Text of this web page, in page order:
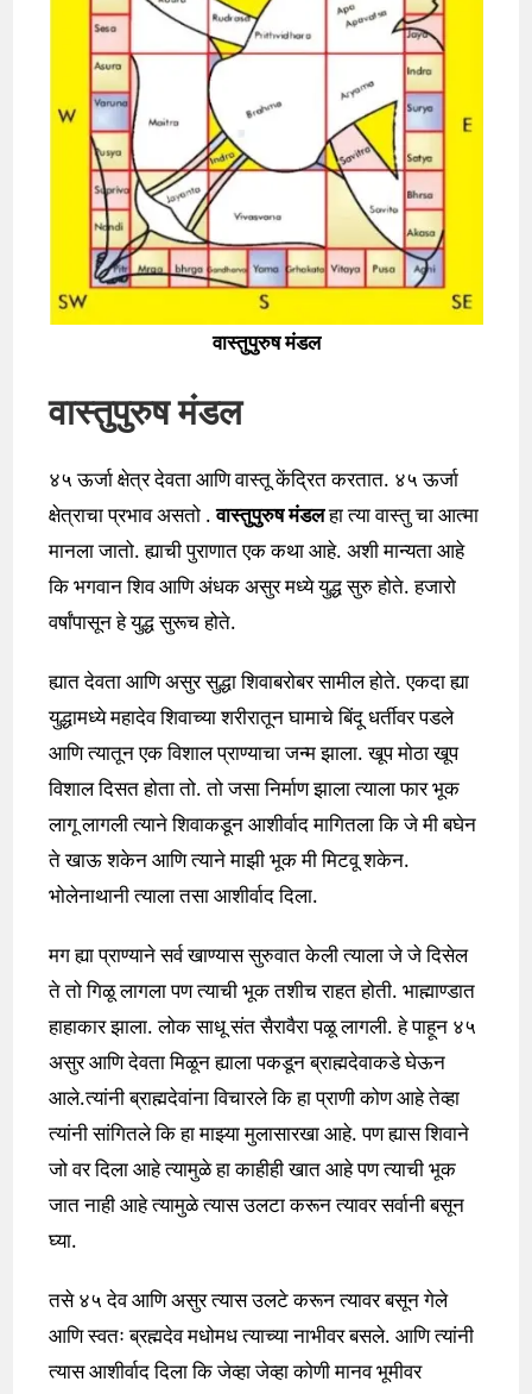
वास्तुपुरुष मंडल
वास्तुपुरुष मंडल
४५ ऊर्जा क्षेत्र देवता आणि वास्तू केंद्रित करतात. ४५ ऊर्जा
क्षेत्राचा प्रभाव असतो .वास्तुपुरुष मंडलहा त्या वास्तु चा आत्मा
मानला जातो. ह्याची पुराणात एक कथा आहे. अशी मान्यता आहे
कि भगवान शिव आणि अंधक असुर मध्ये युद्ध सुरु होते. हजारो
वर्षांपासून हे युद्ध सुरूच होते.
ह्यात देवता आणि असुर सुद्धा शिवाबरोबर सामील होते. एकदा ह्या
युद्धामध्ये महादेव शिवाच्या शरीरातून घामाचे बिंदू धर्तीवर पडले
आणि त्यातून एक विशाल प्राण्याचा जन्म झाला. खूप मोठा खूप
विशाल दिसत होता तो. तो जसा निर्माण झाला त्याला फार भूक
लागू लागली त्याने शिवाकडून आशीर्वाद मागितला कि जे मी बघेन
ते खाऊ शकेन आणि त्याने माझी भूक मी मिटवू शकेन.
भोलेनाथानी त्याला तसा आशीर्वाद दिला.
मग ह्या प्राण्याने सर्व खाण्यास सुरुवात केली त्याला जे जे दिसेल
ते तो गिळू लागला पण त्याची भूक तशीच राहत होती. भाह्माण्डात
हाहाकार झाला. लोक साधू संत सैरावैरा पळू लागली. हे पाहून ४५
असुर आणि देवता मिळून ह्याला पकडून ब्राह्मदेवाकडे घेऊन
आले.त्यांनी ब्राह्मदेवांना विचारले कि हा प्राणी कोण आहे तेव्हा
त्यांनी सांगितले कि हा माझ्या मुलासारखा आहे. पण ह्यास शिवाने
जो वर दिला आहे त्यामुळे हा काहीही खात आहे पण त्याची भूक
जात नाही आहे त्यामुळे त्यास उलटा करून त्यावर सर्वानी बसून
घ्या.
तसे ४५ देव आणि असुर त्यास उलटे करून त्यावर बसून गेले
आणि स्वतः ब्रह्मदेव मधोमध त्याच्या नाभीवर बसले. आणि त्यांनी
त्यास आशीर्वाद दिला कि जेव्हा जेव्हा कोणी मानव भूमीवर